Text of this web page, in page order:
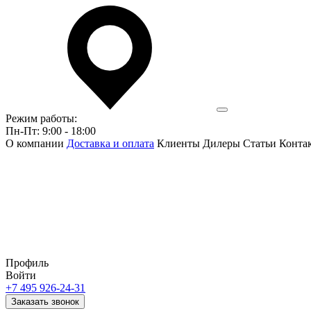
Режим работы:
Пн-Пт: 9:00 - 18:00
О компании Доставка и оплата Клиенты Дилеры Статьи
Профиль
Войти
+7 495 926-24-31
Заказать звонок